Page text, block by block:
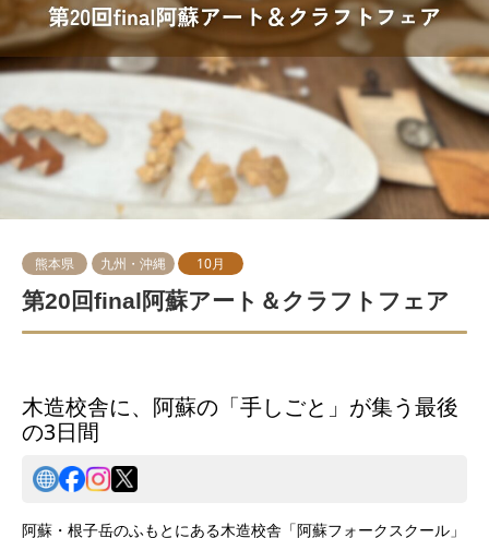
熊本県 九州・沖縄 10月
第20回final阿蘇アート＆クラフトフェア
木造校舎に、阿蘇の「手しごと」が集う最後
の3日間
阿蘇・根子岳のふもとにある木造校舎「阿蘇フォークスクール」